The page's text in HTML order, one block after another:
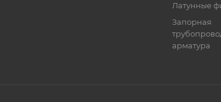
Латунные
Запорная
арматура